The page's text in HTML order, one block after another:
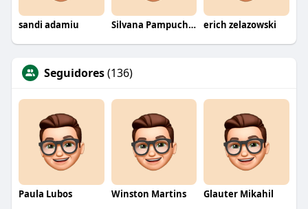
sandi adamiu Silvana Pampuch Andreata erich zelazowski
Seguidores(136)
Paula Lubos Winston Martins Glauter Mikahil